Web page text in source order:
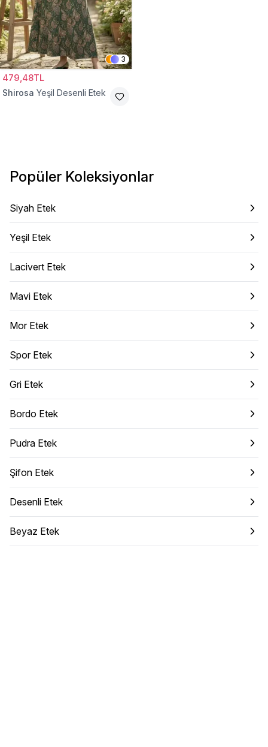
3
479,48TL
Shirosa Yeşil Desenli Etek
Popüler Koleksiyonlar
Siyah Etek
Yeşil Etek
Lacivert Etek
Mavi Etek
Mor Etek
Spor Etek
Gri Etek
Bordo Etek
Pudra Etek
Şifon Etek
Desenli Etek
Beyaz Etek